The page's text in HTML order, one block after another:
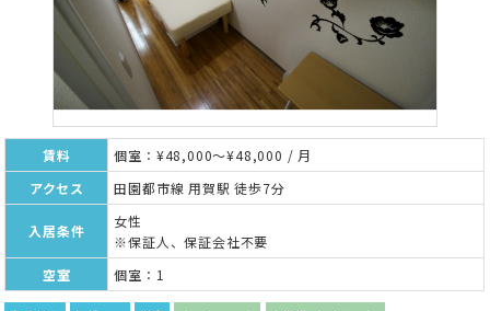
賃料
個室：¥48,000～¥48,000 / 月
アクセス
田園都市線 用賀駅 徒歩7分
入居条件
女性
※保証人、保証会社不要
空室
個室：1